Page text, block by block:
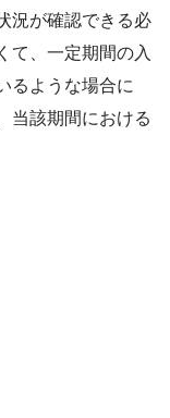
況が確認できる必
て、一定期間の入
るような場合に
当該期間における